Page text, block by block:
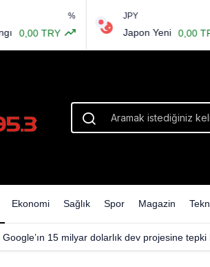
Japon Yeni 0,00 TRY
Ekonomi Sağlık Spor Magazin
Google’ın 15 milyar dolarlık dev projesine tepki
dikkati çeken mesaj